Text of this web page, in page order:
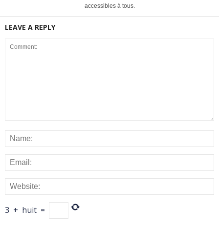
accessibles à tous.
LEAVE A REPLY
3 + huit =